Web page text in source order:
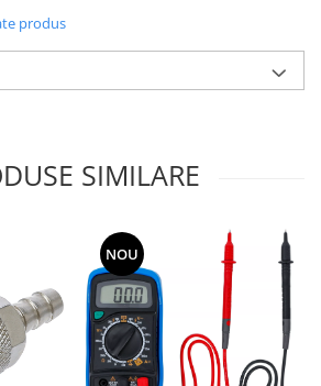
produs
SIMILARE
NOU